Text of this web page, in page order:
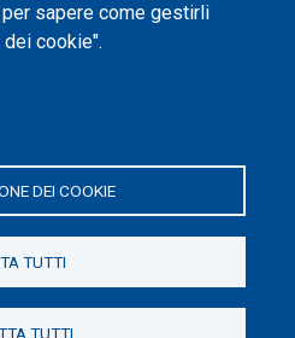
sapere come gestirli
cookie".
DEI COOKIE
TUTTI
TUTTI
degli Abruzzi, 24 | 10129
| PEC